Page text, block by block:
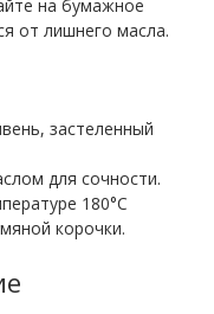
на бумажное
от лишнего масла.
застеленный
для сочности.
180°C
корочки.